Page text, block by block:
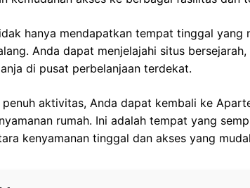
hanya mendapatkan tempat tinggal yang
Anda dapat menjelajahi situs
di pusat perbelanjaan terdekat.
penuh aktivitas, Anda dapat kembali ke
rumah. Ini adalah tempat yang
kenyamanan tinggal dan akses yang